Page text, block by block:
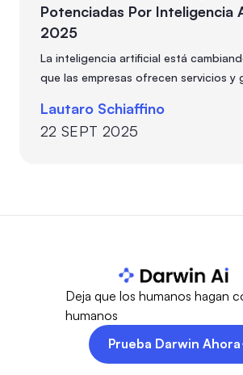
Potenciadas Por Inteligencia
2025
La inteligencia artificial está
que las empresas ofrecen servicios y
el potencial de la IA para identificar
oportunidades de negocio con sus
Lautaro Schiaffino
22 SEPT 2025
Deja que los humanos hagan
humanos
Prueba Darwin Ahora